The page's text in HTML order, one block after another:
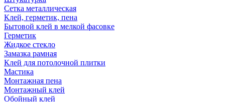
Сетка металлическая
Клей, герметик, пена
Бытовой клей в мелкой фасовке
Герметик
Жидкое стекло
Замазка рамная
Клей для потолочной плитки
Мастика
Монтажная пена
Монтажный клей
Обойный клей